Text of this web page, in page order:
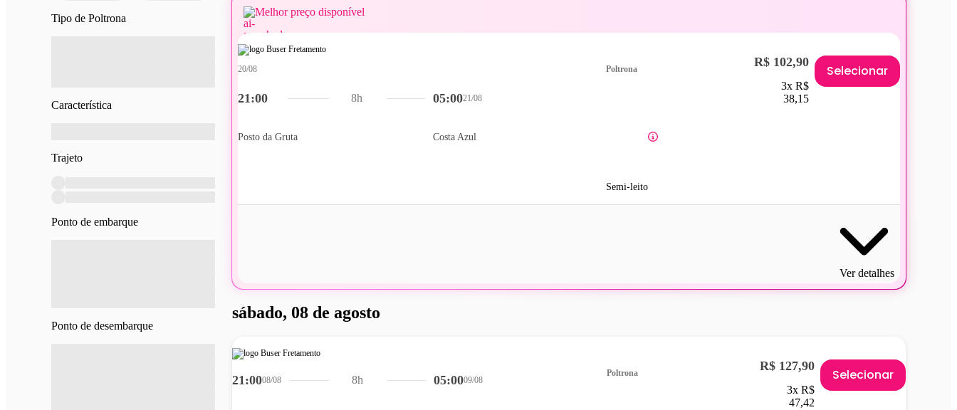
Tipo de Poltrona
Característica
Trajeto
Ponto de embarque
Ponto de desembarque
Melhor preço disponível
21:00
20/08
Posto da Gruta
05:0021/08
Costa Azul
8h
Poltrona
Semi-leito
R$ 102,90
3x R$
38,15
Selecionar
Ver detalhes
sábado, 08 de agosto
21:0008/08 05:0009/08
8h
Poltrona R$ 127,90
3x R$
47,42
Selecionar